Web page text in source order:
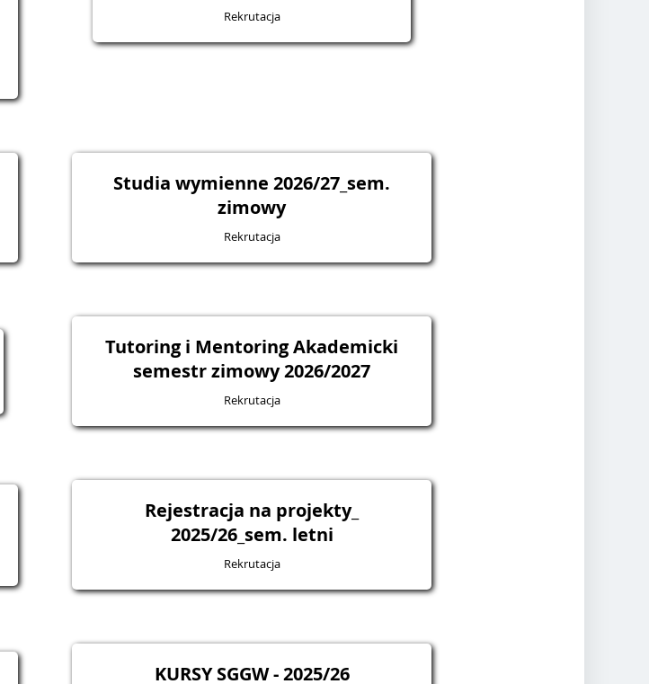
Rekrutacja
Studia wymienne 2026/27_sem.
zimowy
Rekrutacja
Tutoring i Mentoring Akademicki
semestr zimowy 2026/2027
Rekrutacja
Rejestracja na projekty_
2025/26_sem. letni
Rekrutacja
KURSY SGGW - 2025/26